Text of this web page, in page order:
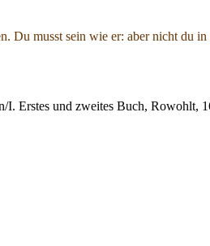
Du musst sein wie er: aber nicht du in
Erstes und zweites Buch,